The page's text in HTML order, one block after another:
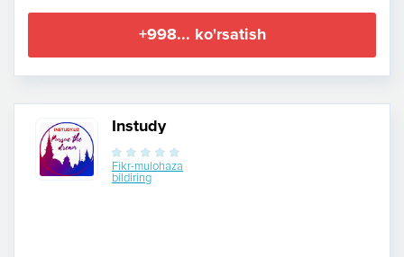
+998... ko'rsatish
Instudy
Fikr-mulohaza
bildiring